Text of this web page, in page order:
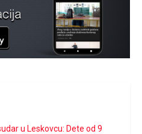
u Leskovcu: Dete od 9